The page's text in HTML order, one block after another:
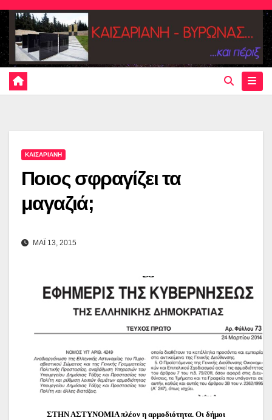
Skip
content
ΚΑΙΣΑΡΙΑΝΗ
Ποιος σφραγίζει τα
μαγαζιά;
ΜΑΪ 13, 2015
ΣΤΗΝ ΑΣΤΥΝΟΜΙΑ πλέον η αρμοδιότητα. Οι δήμοι